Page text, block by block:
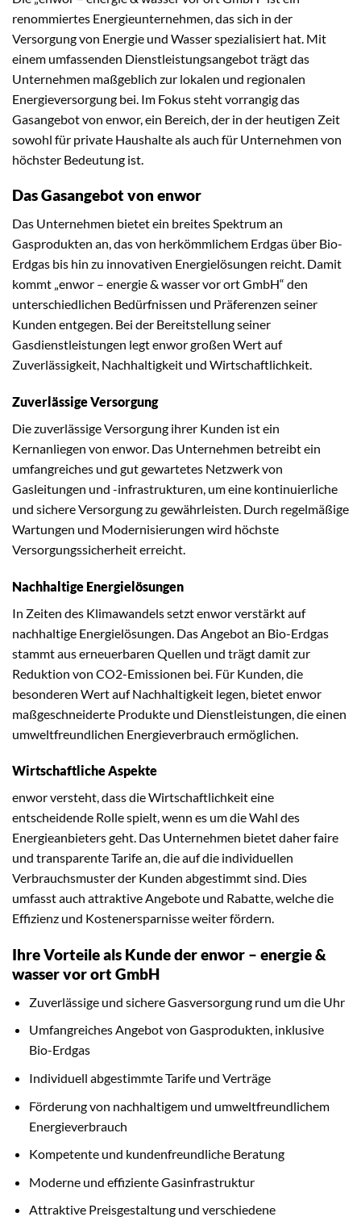
renommiertes Energieunternehmen, das sich in der
Versorgung von Energie und Wasser spezialisiert hat. Mit
einem umfassenden Dienstleistungsangebot trägt das
Unternehmen maßgeblich zur lokalen und regionalen
Energieversorgung bei. Im Fokus steht vorrangig das
Gasangebot von enwor, ein Bereich, der in der heutigen Zeit
sowohl für private Haushalte als auch für Unternehmen von
höchster Bedeutung ist.
Das Gasangebot von enwor
Das Unternehmen bietet ein breites Spektrum an
Gasprodukten an, das von herkömmlichem Erdgas über Bio-
Erdgas bis hin zu innovativen Energielösungen reicht. Damit
kommt „enwor – energie & wasser vor ort GmbH“ den
unterschiedlichen Bedürfnissen und Präferenzen seiner
Kunden entgegen. Bei der Bereitstellung seiner
Gasdienstleistungen legt enwor großen Wert auf
Zuverlässigkeit, Nachhaltigkeit und Wirtschaftlichkeit.
Zuverlässige Versorgung
Die zuverlässige Versorgung ihrer Kunden ist ein
Kernanliegen von enwor. Das Unternehmen betreibt ein
umfangreiches und gut gewartetes Netzwerk von
Gasleitungen und -infrastrukturen, um eine kontinuierliche
und sichere Versorgung zu gewährleisten. Durch regelmäßige
Wartungen und Modernisierungen wird höchste
Versorgungssicherheit erreicht.
Nachhaltige Energielösungen
In Zeiten des Klimawandels setzt enwor verstärkt auf
nachhaltige Energielösungen. Das Angebot an Bio-Erdgas
stammt aus erneuerbaren Quellen und trägt damit zur
Reduktion von CO2-Emissionen bei. Für Kunden, die
besonderen Wert auf Nachhaltigkeit legen, bietet enwor
maßgeschneiderte Produkte und Dienstleistungen, die einen
umweltfreundlichen Energieverbrauch ermöglichen.
Wirtschaftliche Aspekte
enwor versteht, dass die Wirtschaftlichkeit eine
entscheidende Rolle spielt, wenn es um die Wahl des
Energieanbieters geht. Das Unternehmen bietet daher faire
und transparente Tarife an, die auf die individuellen
Verbrauchsmuster der Kunden abgestimmt sind. Dies
umfasst auch attraktive Angebote und Rabatte, welche die
Effizienz und Kostenersparnisse weiter fördern.
Ihre Vorteile als Kunde der enwor – energie &
wasser vor ort GmbH
Zuverlässige und sichere Gasversorgung rund um die Uhr
Umfangreiches Angebot von Gasprodukten, inklusive
Bio-Erdgas
Individuell abgestimmte Tarife und Verträge
Förderung von nachhaltigem und umweltfreundlichem
Energieverbrauch
Kompetente und kundenfreundliche Beratung
Moderne und effiziente Gasinfrastruktur
Attraktive Preisgestaltung und verschiedene